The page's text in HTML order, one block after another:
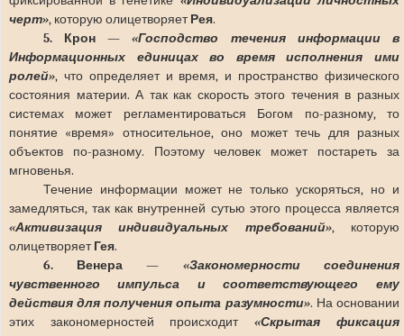
черт», которую олицетворяетРея.
5. Крон—«Господство течения информации в
Информационных единицах во время исполнения ими
ролей», что определяет и время, и пространство физического
состояния материи. А так как скорость этого течения в разных
системах может регламентироваться Богом по-разному, то
понятие «время» относительное, оно может течь для разных
объектов по-разному. Поэтому человек может постареть за
мгновенья.
Течение информации может не только ускоряться, но и
замедляться, так как внутренней сутью этого процесса является
«Активизация индивидуальных требований», которую
олицетворяетГея.
6. Венера— «Закономерности соединения
чувственного импульса и соответствующего ему
действия для получения опыта разумности». На основании
этих закономерностей происходит«Скрытая фиксация